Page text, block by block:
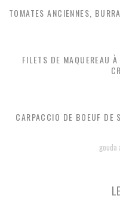
TOMATES ANCIENNES,
FILETS DE MAQUEREAU
CARPACCIO DE BOEUF DE
gouda